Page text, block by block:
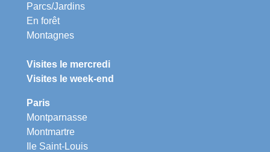
Parcs/Jardins
En forêt
Montagnes
Visites le mercredi
Visites le week-end
Paris
Montparnasse
Montmartre
Ile Saint-Louis